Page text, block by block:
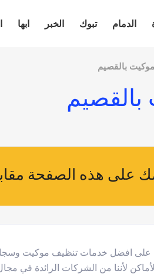
الدمام تبوك الخبر ابها
بالقصيم
على هذه الصفحة
افضل خدمات تنظيف موكيت وسجاد
الأماكن لأننا من الشركات